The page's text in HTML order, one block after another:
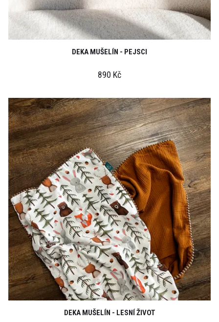
DEKA MUŠELÍN - PEJSCI
890 Kč
DEKA MUŠELÍN - LESNÍ ŽIVOT